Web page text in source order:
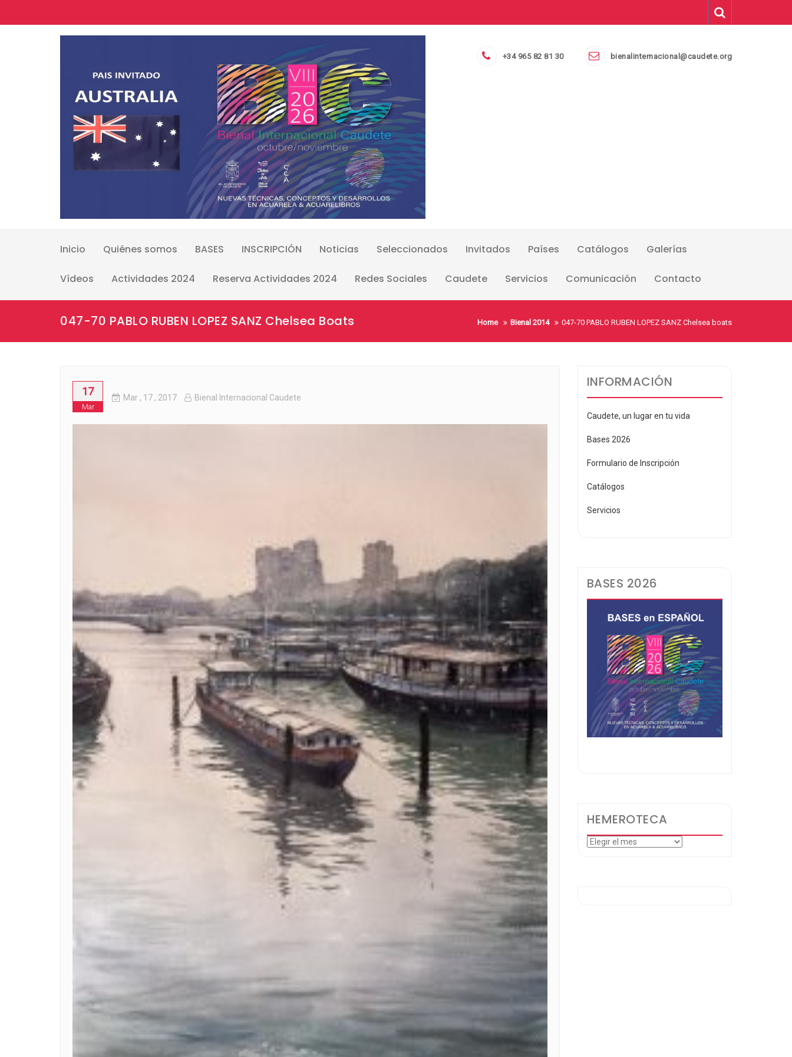
+34 965 82 81 30 bienalinternacional@caudete.org
Inicio Quiénes somos BASES INSCRIPCIÓN Noticias Seleccionados Invitados Países Catálogos Galerías
Vídeos Actividades 2024 Reserva Actividades 2024 Redes Sociales Caudete Servicios Comunicación Contacto
047-70 PABLO RUBEN LOPEZ SANZ Chelsea Boats Home Bienal 2014 047-70 PABLO RUBEN LOPEZ SANZ Chelsea boats
17
Mar
Mar , 17 , 2017 Bienal Internacional Caudete
INFORMACIÓN
Caudete, un lugar en tu vida
Bases 2026
Formulario de Inscripción
Catálogos
Servicios
BASES 2026
HEMEROTECA
Hemeroteca